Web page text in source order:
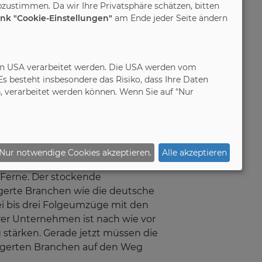
steuerlichen Förderung von
Möbelindustrie:
und deren Großkonzerne
verfügt dabei über mehr
mit rund 800.000
massiv eingebrochen. Das
Der stockende
Branchen wie die deutsche
bis drei Folgeumzüge mit den
Unternehmen ist nach wie vor
Gerade jetzt müssen die
Branchen auf den Weg
Da wir Ihre Privatsphäre schätzen, bitten
"Cookie-Einstellungen" am Ende jeder Seite ändern
USA verarbeitet werden. Die USA werden vom
besteht insbesondere das Risiko, dass Ihre Daten
werden können. Wenn Sie auf "Nur
Nur notwendige Cookies akzeptieren. Alle akzeptieren